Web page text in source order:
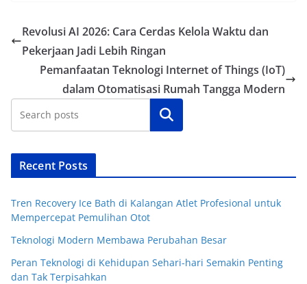
Revolusi AI 2026: Cara Cerdas Kelola Waktu dan
Pekerjaan Jadi Lebih Ringan
Pemanfaatan Teknologi Internet of Things (IoT)
dalam Otomatisasi Rumah Tangga Modern
Cari
Recent Posts
Tren Recovery Ice Bath di Kalangan Atlet Profesional untuk
Mempercepat Pemulihan Otot
Teknologi Modern Membawa Perubahan Besar
Peran Teknologi di Kehidupan Sehari-hari Semakin Penting
dan Tak Terpisahkan